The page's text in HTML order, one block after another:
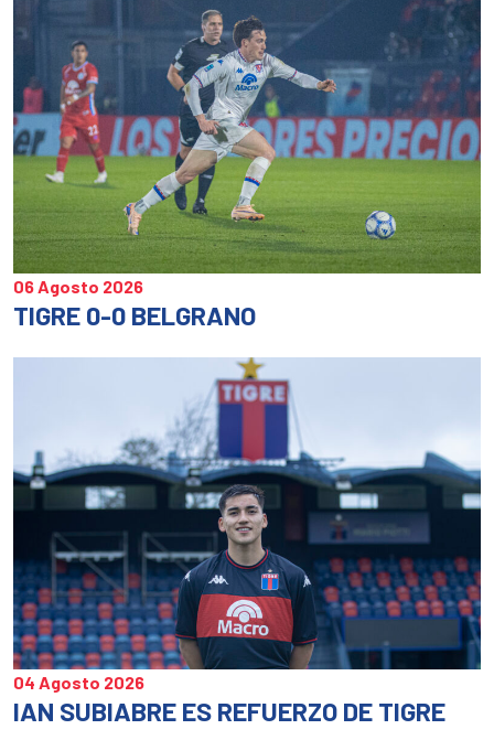
06 Agosto 2026
TIGRE 0-0 BELGRANO
04 Agosto 2026
IAN SUBIABRE ES REFUERZO DE TIGRE